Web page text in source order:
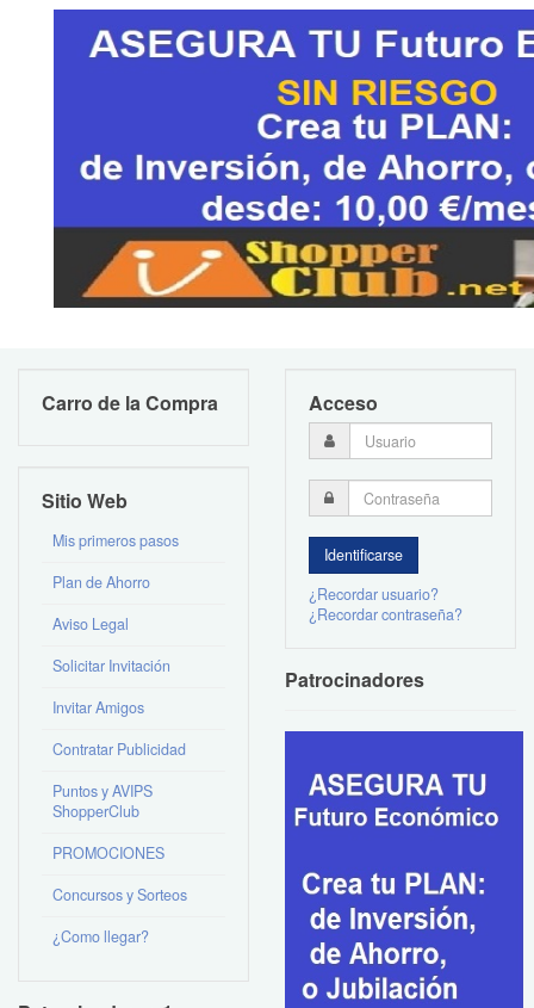
Carro de la Compra
Sitio Web
Mis primeros pasos
Plan de Ahorro
Aviso Legal
Solicitar Invitación
Invitar Amigos
Contratar Publicidad
Puntos y AVIPS
ShopperClub
PROMOCIONES
Concursos y Sorteos
¿Como llegar?
Acceso
¿Recordar usuario?
¿Recordar contraseña?
Patrocinadores